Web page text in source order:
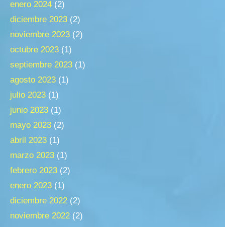
enero 2024 (2)
diciembre 2023 (2)
noviembre 2023 (2)
octubre 2023 (1)
septiembre 2023 (1)
agosto 2023 (1)
julio 2023 (1)
junio 2023 (1)
mayo 2023 (2)
abril 2023 (1)
marzo 2023 (1)
febrero 2023 (2)
enero 2023 (1)
diciembre 2022 (2)
noviembre 2022 (2)